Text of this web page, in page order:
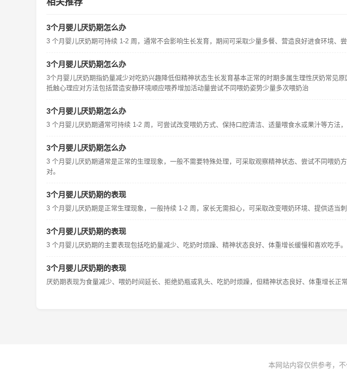
相关推荐
3个月婴儿厌奶期怎么办
3 个月婴儿厌奶期可持续 1-2 周，通常不会影响生长发育，期间可采取少量多餐、营造良好进食环境、
3个月婴儿厌奶期怎么办
3个月婴儿厌奶期指奶量减少对吃奶兴趣降低但精神状态生长发育基本正常的时期多属生理性厌奶常见
抵触心理应对方法包括营造安静环境顺应喂养增加活动量尝试不同喂奶姿势少量多次喂奶治
3个月婴儿厌奶期怎么办
3 个月婴儿厌奶期通常可持续 1-2 周，可尝试改变喂奶方式、保持口腔清洁、适量喂食水或果汁等方法
3个月婴儿厌奶期怎么办
3 个月婴儿厌奶期通常是正常的生理现象，一般不需要特殊处理，可采取观察精神状态、尝试不同喂
对。
3个月婴儿厌奶期的表现
3 个月婴儿厌奶期是正常生理现象，一般持续 1-2 周，家长无需担心，可采取改变喂奶环境、提供适当刺
3个月婴儿厌奶期的表现
3 个月婴儿厌奶期的主要表现包括吃奶量减少、吃奶时烦躁、精神状态良好、体重增长缓慢和喜欢吃手。
3个月婴儿厌奶期的表现
厌奶期表现为食量减少、喂奶时间延长、拒绝奶瓶或乳头、吃奶时烦躁，但精神状态良好、体重增长正
本网站内容仅供参考，